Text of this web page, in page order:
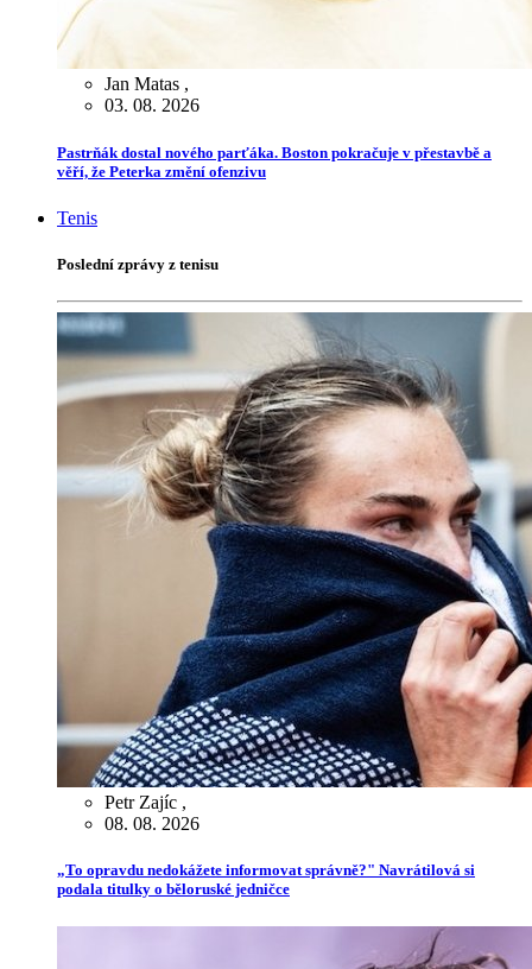
Jan Matas ,
03. 08. 2026
Pastrňák dostal nového parťáka. Boston pokračuje v přestavbě a
věří, že Peterka změní ofenzivu
Tenis
Poslední zprávy z tenisu
Petr Zajíc ,
08. 08. 2026
„To opravdu nedokážete informovat správně?" Navrátilová si
podala titulky o běloruské jedničce